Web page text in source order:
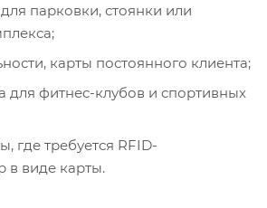
парковки, стоянки или
карты постоянного клиента;
для фитнес-клубов и спортивных
где требуется RFID-
в виде карты.